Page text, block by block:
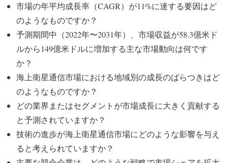
市場の年平均成長率（CAGR）が11%に達する要因はど
のようなものですか？
予測期間中（2022年〜2031年）、市場収益が58.3億米ド
ルから149億米ドルに増加する主な市場動向は何です
か？
海上衛星通信市場における地域別の成長のばらつきはど
のようなものですか？
どの業界またはセグメントが市場成長に大きく貢献する
と予測されていますか？
技術の進歩が海上衛星通信市場にどのような影響を与え
ると考えられていますか？